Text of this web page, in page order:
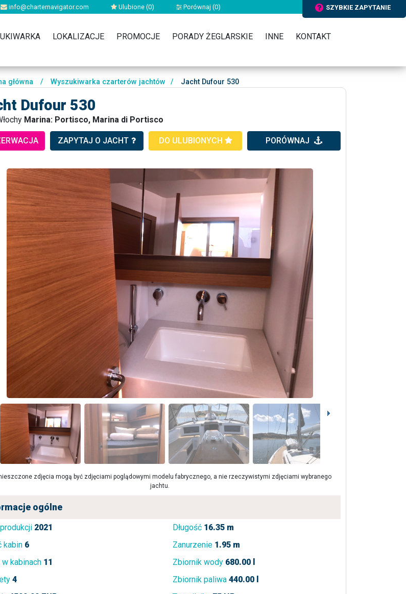
info@charternavigator.com Ulubione (0) Porównaj (0) SZYBKIE ZAPYTANIE
LOKALIZACJE PROMOCJE PORADY ŻEGLARSKIE INNE KONTAKT
główna / Wyszukiwarka czarterów jachtów / Jacht Dufour 530
Dufour 530
Marina: Portisco, Marina di Portisco
ZAPYTAJ O JACHT DO ULUBIONYCH PORÓWNAJ
zdjęcia mogą być zdjęciami poglądowymi modelu fabrycznego, a nie rzeczywistymi zdjęciami wybranego
jachtu.
ogólne
2021
kabin 6
w kabinach 11
4
Długość 16.35 m
Zanurzenie 1.95 m
Zbiornik wody 680.00 l
Zbiornik paliwa 440.00 l